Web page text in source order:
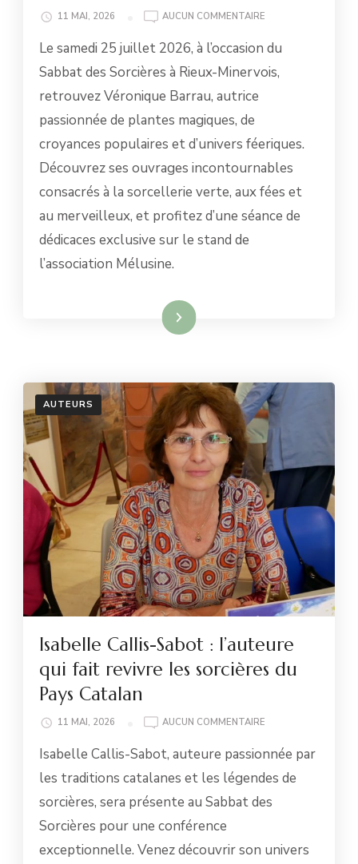
11 MAI, 2026
AUCUN COMMENTAIRE
BARRAU
AU
SABBAT
Le samedi 25 juillet 2026, à l’occasion du
Sabbat des Sorcières à Rieux-Minervois,
retrouvez Véronique Barrau, autrice
passionnée de plantes magiques, de
croyances populaires et d’univers féeriques.
Découvrez ses ouvrages incontournables
consacrés à la sorcellerie verte, aux fées et
au merveilleux, et profitez d’une séance de
dédicaces exclusive sur le stand de
l’association Mélusine.
Lire la suite
AUTEURS
Isabelle Callis-Sabot : l’auteure
qui fait revivre les sorcières du
Pays Catalan
11 MAI, 2026 AUCUN COMMENTAIRE
SABOT
L’AUTEURE
QUI
LES
Isabelle Callis-Sabot, auteure passionnée par
les traditions catalanes et les légendes de
sorcières, sera présente au Sabbat des
Sorcières pour une conférence
exceptionnelle. Venez découvrir son univers